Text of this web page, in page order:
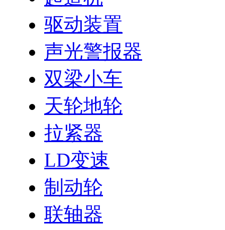
驱动装置
声光警报器
双梁小车
天轮地轮
拉紧器
LD变速
制动轮
联轴器